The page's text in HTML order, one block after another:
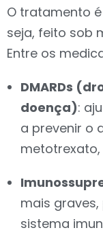
O tratamento
seja, feito sob
Entre os
DMARDs
doença):
a prevenir o
metotrexato,
mais
sistema